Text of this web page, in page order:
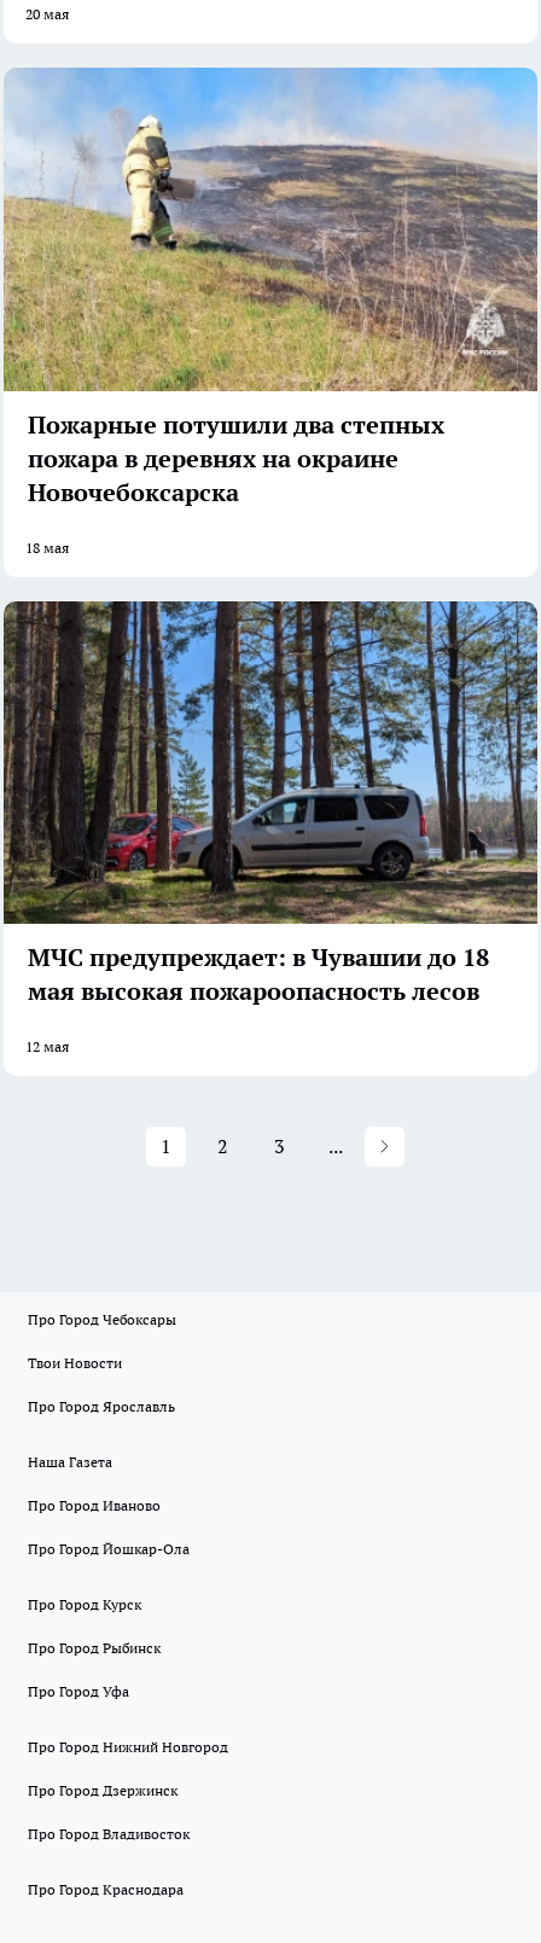
20 мая
Пожарные потушили два степных
пожара в деревнях на окраине
Новочебоксарска
18 мая
МЧС предупреждает: в Чувашии до 18
мая высокая пожароопасность лесов
12 мая
1 2 3 ...
Про Город Чебоксары
Твои Новости
Про Город Ярославль
Наша Газета
Про Город Иваново
Про Город Йошкар-Ола
Про Город Курск
Про Город Рыбинск
Про Город Уфа
Про Город Нижний Новгород
Про Город Дзержинск
Про Город Владивосток
Про Город Краснодара